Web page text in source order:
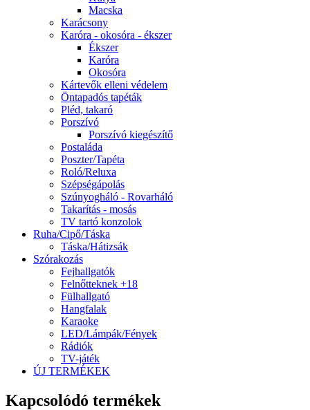
Macska
Karácsony
Karóra - okosóra - ékszer
Ékszer
Karóra
Okosóra
Kártevők elleni védelem
Öntapadós tapéták
Pléd, takaró
Porszívó
Porszívó kiegészítő
Postaláda
Poszter/Tapéta
Roló/Reluxa
Szépségápolás
Szúnyogháló - Rovarháló
Takarítás - mosás
TV tartó konzolok
Ruha/Cipő/Táska
Táska/Hátizsák
Szórakozás
Fejhallgatók
Felnőtteknek +18
Fülhallgató
Hangfalak
Karaoke
LED/Lámpák/Fények
Rádiók
TV-játék
ÚJ TERMÉKEK
Kapcsolódó termékek